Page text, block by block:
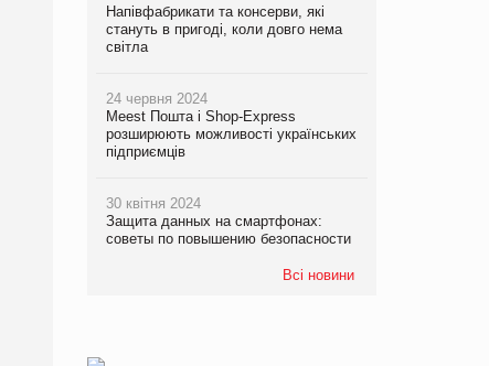
Напівфабрикати та консерви, які
стануть в пригоді, коли довго нема
світла
24 червня 2024
Meest Пошта і Shop-Express
розширюють можливості українських
підприємців
30 квітня 2024
Защита данных на смартфонах:
советы по повышению безопасности
Всі новини